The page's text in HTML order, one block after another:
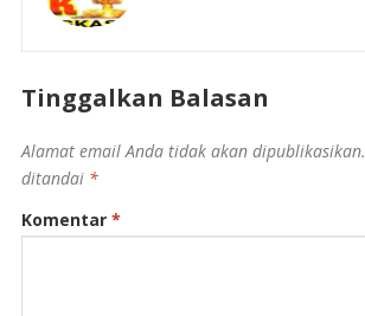
Tinggalkan Balasan
Alamat email Anda tidak akan dipublikasikan.
ditandai *
Komentar *